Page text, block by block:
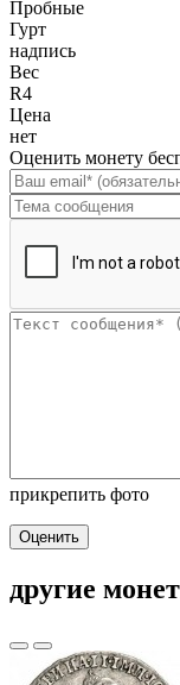
Пробные
Гурт
надпись
Вес
R4
Цена
нет
Оценить монету
прикрепить фото
Оценить
другие